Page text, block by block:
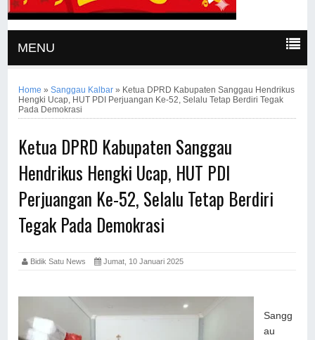
MENU
Home »Sanggau Kalbar » Ketua DPRD Kabupaten Sanggau Hendrikus
Hengki Ucap, HUT PDI Perjuangan Ke-52, Selalu Tetap Berdiri Tegak
Pada Demokrasi
Ketua DPRD Kabupaten Sanggau
Hendrikus Hengki Ucap, HUT PDI
Perjuangan Ke-52, Selalu Tetap Berdiri
Tegak Pada Demokrasi
Bidik Satu News Jumat, 10 Januari 2025
Sangg
au